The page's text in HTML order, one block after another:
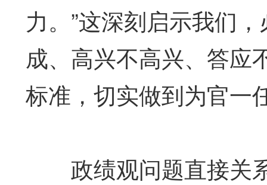
力。”这深刻启示我们
成、高兴不高兴、答应
标准，切实做到为官一
政绩观问题直接关